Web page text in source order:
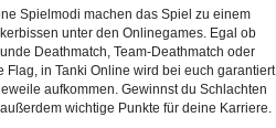
Spielmodi machen das Spiel zu einem
unter den Onlinegames. Egal ob
Deathmatch, Team-Deathmatch oder
Flag, in Tanki Online wird bei euch garantiert
aufkommen. Gewinnst du Schlachten
wichtige Punkte für deine Karriere.